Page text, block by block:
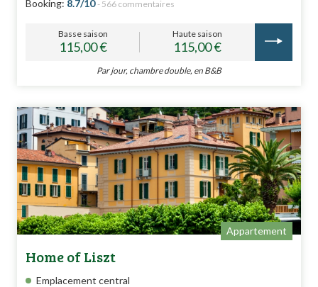
Booking: 8.7/10 - 566 commentaires
Basse saison
115,00 €
Haute saison
115,00 €
Par jour, chambre double, en B&B
Appartement
Home of Liszt
Emplacement central